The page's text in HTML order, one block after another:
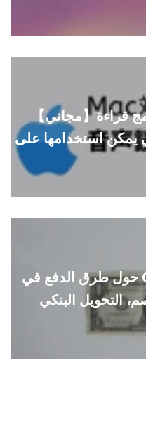
【مجاني】ملخص لـ 5 أنواع من برامج قراءة
حول طرق الدفع في Ondoku (بطاقة الائتمان،